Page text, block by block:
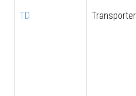
TD